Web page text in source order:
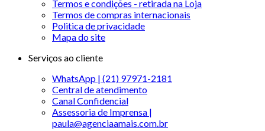
Termos e condições - retirada na Loja
Termos de compras internacionais
Politica de privacidade
Mapa do site
Serviços ao cliente
WhatsApp | (21) 97971-2181
Central de atendimento
Canal Confidencial
Assessoria de Imprensa |
paula@agenciaamais.com.br